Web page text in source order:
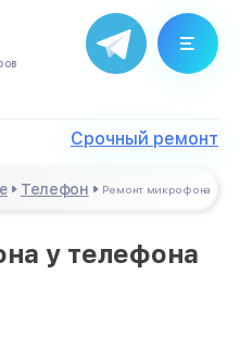
Срочный ремонт
Телефон Ремонт микрофона
у телефона